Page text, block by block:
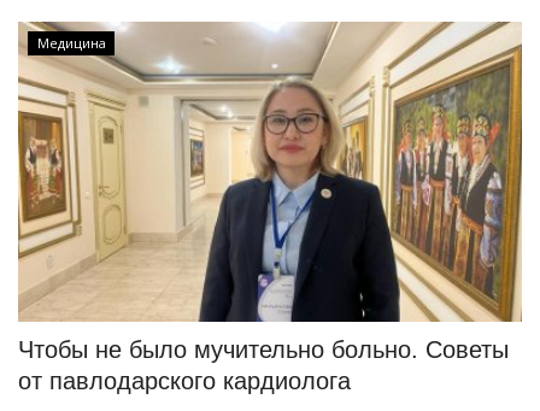
Медицина
Чтобы не было мучительно больно. Советы
от павлодарского кардиолога